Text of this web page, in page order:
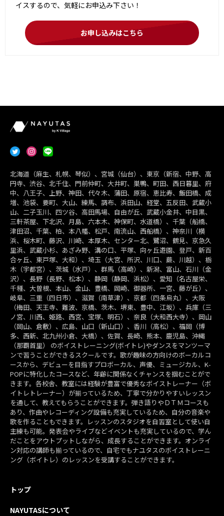
イスするので、気軽にお申込み下さい！
お申し込みはこちら
北海道（麻生、札幌、琴似）、宮城（仙台）、東京（新宿、中野、高
円寺、渋谷、北千住、門前仲町、大井町、巣鴨、町田、西日暮里、府
中、八王子、上野、神田、代々木、蒲田、原宿、恵比寿、飯田橋、成
増、池袋、要町、大山、練馬、調布、浜田山、経堂、五反田、武蔵小
山、二子玉川、四ツ谷、高田馬場、自由が丘、武蔵小金井、中目黒、
三軒茶屋、下北沢、月島、六本木、神保町、水道橋）、千葉（船橋、
津田沼、千葉、柏、本八幡、松戸、南流山、西船橋）、神奈川（横
浜、桜木町、藤沢、川崎、本厚木、センター北、鷺沼、鶴見、京急久
里浜、武蔵小杉、あざみ野、溝の口、平塚、向ヶ丘遊園、登戸、新百
合ヶ丘、東戸塚、大和）、埼玉（大宮、所沢、川口、蕨、川越）、栃
木（宇都宮）、茨城（水戸）、群馬（高崎）、新潟、富山、石川（金
沢）、長野（長野、松本）、静岡（静岡、浜松）、愛知（名古屋栄、
千種、大曽根、本山、金山、豊橋、岡崎、御器所、一宮、藤が丘）、
岐阜、三重（四日市）、滋賀（南草津）、京都（四条烏丸）、大阪
（梅田、天王寺、難波、京橋、茨木、堺東、豊中、江坂）、兵庫（三
ノ宮、川西、姫路、西宮、宝塚、明石）、奈良（大和西大寺）、岡山
（岡山、倉敷）、広島、山口（新山口）、香川（高松）、福岡（博
多、西新、北九州小倉、大橋）、佐賀、長崎、熊本、鹿児島、沖縄
（那覇首里） のボイストレーニング(ボイトレ)やダンスをマンツーマ
ンで習うことができるスクールです。歌が趣味の方向けのボーカルコ
ースから、デビューを目指すプロボーカル、声優、ミュージカル、K-
POPに特化したコースなど、年齢に関係なくチャンスを掴むことがで
きます。各校舎、教室には経験が豊富で優秀なボイストレーナー（ボ
イトレトレーナー）が揃っているため、丁寧で分かりやすいレッスン
を通して、教えてもらうことができます。弾き語りやＤＴＭコースも
あり、作曲やレコーディング設備も充実しているため、自分の音楽や
歌を作ることもできます。レッスンのスタジオを自習室として使い自
主練も可能。発表会やライブなどイベントも充実しているので、学ん
だことをアウトプットしながら、成長することができます。オンライ
ン対応の講師も揃っているので、自宅でもナユタスのボイストレーニ
ング（ボイトレ）のレッスンを受講することができます。
トップ
NAYUTASについて